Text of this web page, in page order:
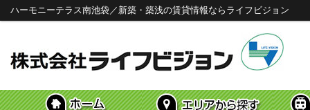
ハーモニーテラス南池袋／新築・築浅の賃貸情報ならライフビジョン